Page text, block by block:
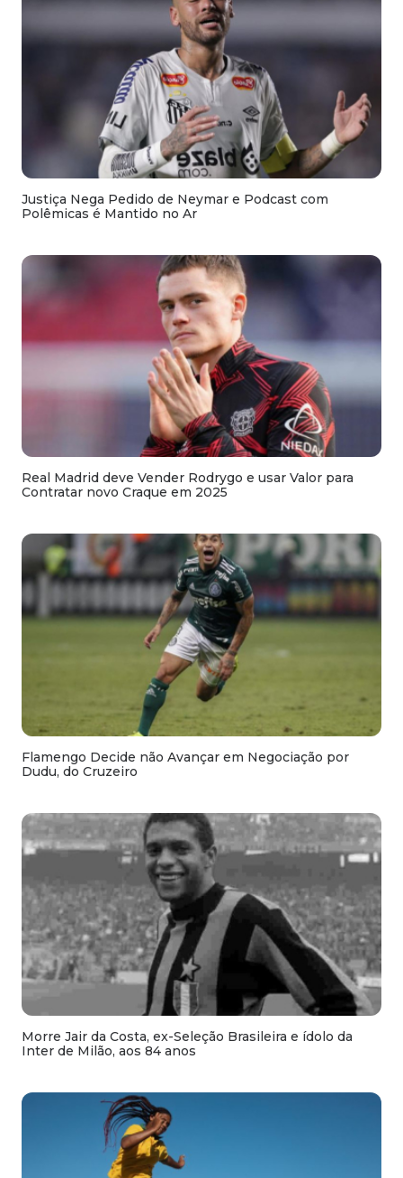
Justiça Nega Pedido de Neymar e Podcast com
Polêmicas é Mantido no Ar
Real Madrid deve Vender Rodrygo e usar Valor para
Contratar novo Craque em 2025
Flamengo Decide não Avançar em Negociação por
Dudu, do Cruzeiro
Morre Jair da Costa, ex-Seleção Brasileira e ídolo da
Inter de Milão, aos 84 anos